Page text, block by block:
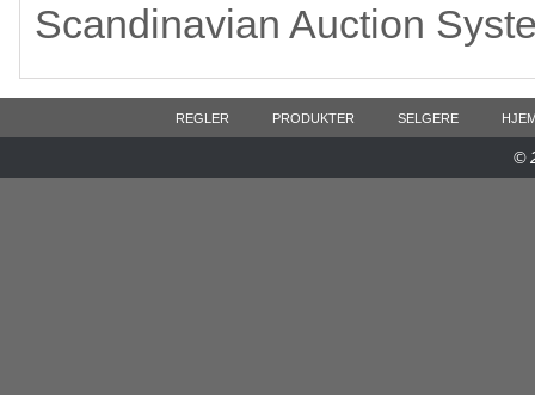
Scandinavian Auction
REGLER PRODUKTER SELGERE
©